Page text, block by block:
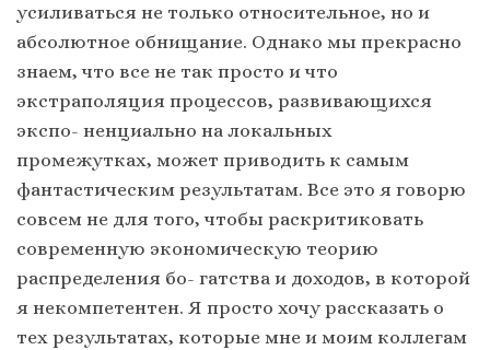
усиливаться не только относительное, но и
абсолютное обнищание. Однако мы прекрасно
знаем, что все не так просто и что
экстраполяция процессов, развивающихся
экспо- ненциально на локальных
промежутках, может приводить к самым
фантастическим результатам. Все это я говорю
совсем не для того, чтобы раскритиковать
современную экономическую теорию
распределения бо- гатства и доходов, в которой
я некомпетентен. Я просто хочу рассказать о
тех результатах, которые мне и моим коллегам